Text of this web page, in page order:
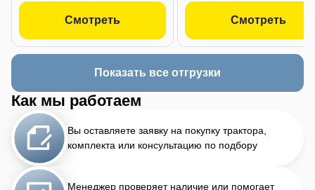
Смотреть Смотреть
Показать все отгрузки
Как мы работаем
Вы оставляете заявку на покупку трактора,
комплекта или консультацию по подбору
Менеджер проверяет наличие или помогает